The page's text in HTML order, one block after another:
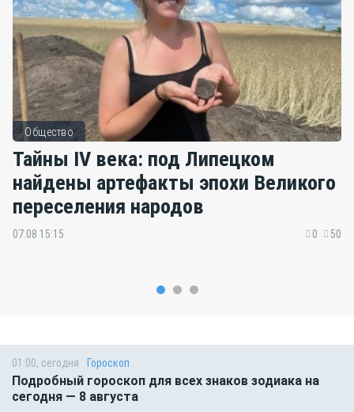
Общество
Тайны IV века: под Липецком
найдены артефакты эпохи Великого
переселения народов
07.08 15:15 0 50
01:00, сегодня Гороскоп
Подробный гороскоп для всех знаков зодиака на
сегодня — 8 августа